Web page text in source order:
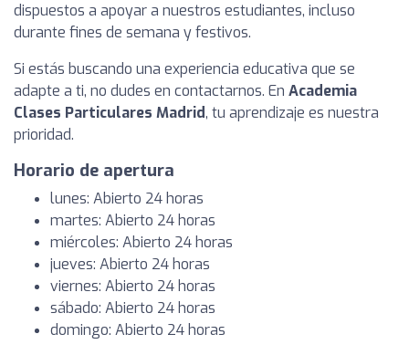
dispuestos a apoyar a nuestros estudiantes, incluso
durante fines de semana y festivos.
Si estás buscando una experiencia educativa que se
adapte a ti, no dudes en contactarnos. En Academia
Clases Particulares Madrid, tu aprendizaje es nuestra
prioridad.
Horario de apertura
lunes: Abierto 24 horas
martes: Abierto 24 horas
miércoles: Abierto 24 horas
jueves: Abierto 24 horas
viernes: Abierto 24 horas
sábado: Abierto 24 horas
domingo: Abierto 24 horas